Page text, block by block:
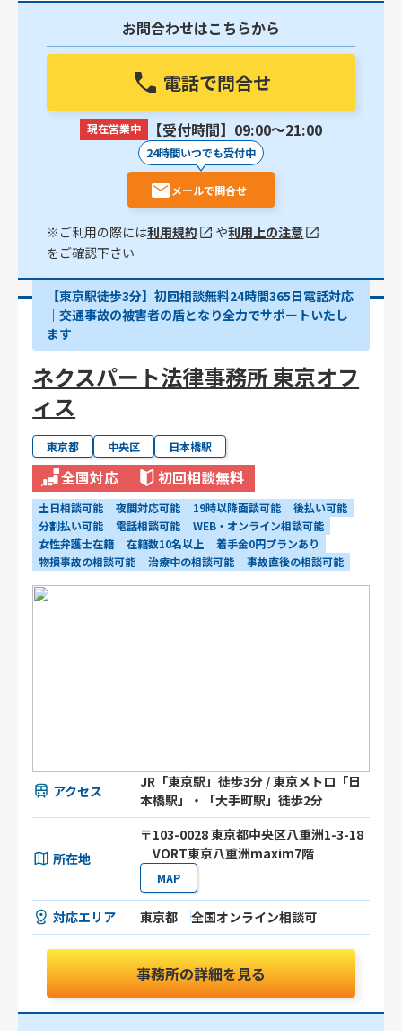
お問合わせはこちらから
電話で問合せ
現在営業中 【受付時間】09:00〜21:00
24時間いつでも受付中
メールで問合せ
※ご利用の際には利用規約 や利用上の注意
をご確認下さい
【東京駅徒歩3分】初回相談無料24時間365日電話対応
｜交通事故の被害者の盾となり全力でサポートいたし
ます
ネクスパート法律事務所 東京オフ
ィス
東京都 中央区 日本橋駅
全国対応 初回相談無料
土日相談可能 夜間対応可能 19時以降面談可能
後払い可能
分割払い可能
電話相談可能
WEB・オンライン相談可能
女性弁護士在籍
在籍数10名以上
着手金0円プランあり
物損事故の相談可能
治療中の相談可能 事故直後の相談可能
アクセス
JR「東京駅」徒歩3分 / 東京メトロ「日
本橋駅」・「大手町駅」徒歩2分
所在地
〒103-0028 東京都中央区八重洲1-3-18
VORT東京八重洲maxim7階
MAP
対応エリア 東京都 全国オンライン相談可
事務所の詳細を見る